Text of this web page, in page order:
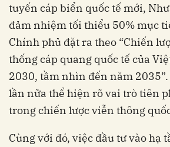
tuyến cáp biển quốc tế mới,
đảm nhiệm tối thiểu 50% mục
Chính phủ đặt ra theo “Chiến
thống cáp quang quốc tế của
2030, tầm nhìn đến năm
lần nữa thể hiện rõ vai trò tiên
trong chiến lược viễn thông
Cùng với đó, việc đầu tư vào hạ